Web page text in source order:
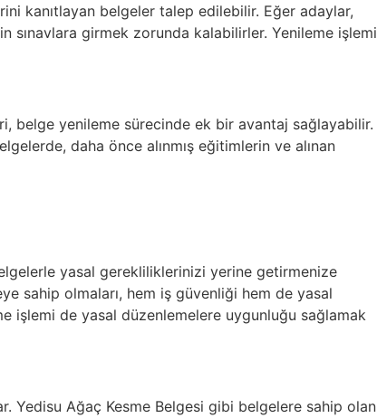
kanıtlayan belgeler talep edilebilir. Eğer adaylar,
sınavlara girmek zorunda kalabilirler. Yenileme işlemi
belge yenileme sürecinde ek bir avantaj sağlayabilir.
daha önce alınmış eğitimlerin ve alınan
yasal gerekliliklerinizi yerine getirmenize
sahip olmaları, hem iş güvenliği hem de yasal
işlemi de yasal düzenlemelere uygunluğu sağlamak
Yedisu Ağaç Kesme Belgesi gibi belgelere sahip olan